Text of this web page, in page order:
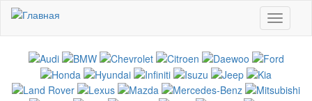
Перейти к основному содержанию
Toggle